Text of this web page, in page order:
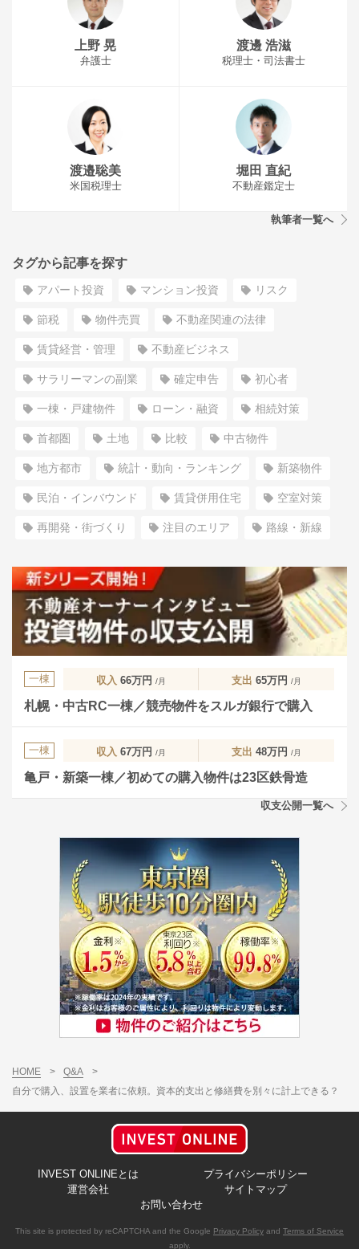
上野 晃
弁護士
渡邊 浩滋
税理士・司法書士
渡邉聡美
米国税理士
堀田 直紀
不動産鑑定士
執筆者一覧へ
タグから記事を探す
アパート投資 マンション投資 リスク
節税 物件売買 不動産関連の法律
賃貸経営・管理 不動産ビジネス
サラリーマンの副業 確定申告 初心者
一棟・戸建物件 ローン・融資 相続対策
首都圏 土地 比較 中古物件
地方都市 統計・動向・ランキング 新築物件
民泊・インバウンド 賃貸併用住宅 空室対策
再開発・街づくり 注目のエリア 路線・新線
一棟 収入 66万円 /月 支出 65万円 /月
札幌・中古RC一棟／競売物件をスルガ銀行で購入
一棟 収入 67万円 /月 支出 48万円 /月
亀戸・新築一棟／初めての購入物件は23区鉄骨造
収支公開一覧へ
HOME > Q&A
>
自分で購入、設置を業者に依頼。資本的支出と修繕費を別々に計上できる？
INVEST ONLINEとは
プライバシーポリシー
運営会社
サイトマップ
お問い合わせ
This site is protected by reCAPTCHA and the Google Privacy Policy and Terms of Service
apply.